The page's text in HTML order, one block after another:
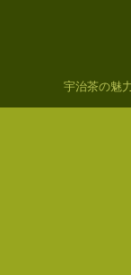
宇治茶の魅